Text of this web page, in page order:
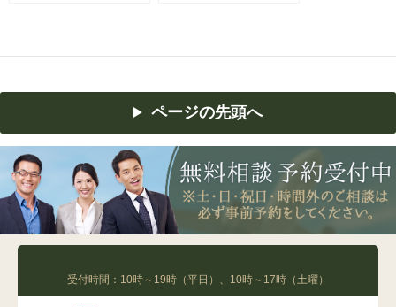
ページの先頭へ
受付時間：10時～19時（平日）、10時～17時（土曜）